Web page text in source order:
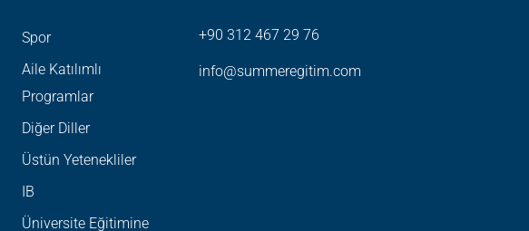
Spor
Aile Katılımlı
Programlar
Diğer Diller
Üstün Yetenekliler
IB
Üniversite Eğitimine
+90 312 467 29 76
info@summeregitim.com